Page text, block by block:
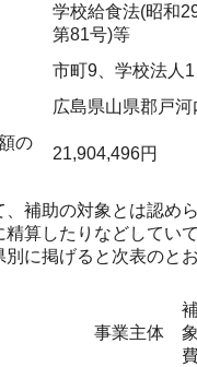
学校給食法(昭和
第81号)等
市町9、学校法
広島県山県郡戸
の
21,904,496円
補助の対象とは認め
算したりなどしてい
に掲げると次表のと
事業主体